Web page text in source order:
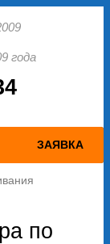
года
ЗАЯВКА
по